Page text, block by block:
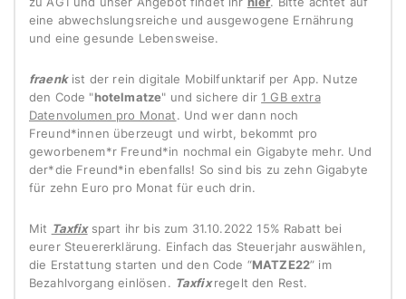
eine abwechslungsreiche und ausgewogene Ernährung
und eine gesunde Lebensweise.
fraenkist der rein digitale Mobilfunktarif per App. Nutze
den Code "hotelmatze" und sichere dir1 GB extra
Datenvolumen pro Monat. Und wer dann noch
Freund*innen überzeugt und wirbt, bekommt pro
geworbenem*r Freund*in nochmal ein Gigabyte mehr. Und
der*die Freund*in ebenfalls! So sind bis zu zehn Gigabyte
für zehn Euro pro Monat für euch drin.
Mit Taxfixspart ihr bis zum 31.10.2022 15% Rabatt bei
eurer Steuererklärung. Einfach das Steuerjahr auswählen,
die Erstattung starten und den Code “MATZE22” im
Bezahlvorgang einlösen. Taxfixregelt den Rest.